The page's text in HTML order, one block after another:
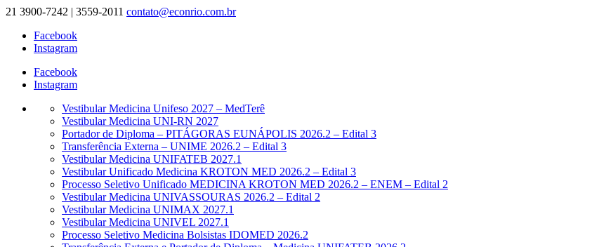
21 3900-7242 | 3559-2011 contato@econrio.com.br
Facebook
Instagram
Facebook
Instagram
Vestibular Medicina Unifeso 2027 – MedTerê
Vestibular Medicina UNI-RN 2027
Portador de Diploma – PITÁGORAS EUNÁPOLIS 2026.2 – Edital 3
Transferência Externa – UNIME 2026.2 – Edital 3
Vestibular Medicina UNIFATEB 2027.1
Vestibular Unificado Medicina KROTON MED 2026.2 – Edital 3
Processo Seletivo Unificado MEDICINA KROTON MED 2026.2 – ENEM – Edital 2
Vestibular Medicina UNIVASSOURAS 2026.2 – Edital 2
Vestibular Medicina UNIMAX 2027.1
Vestibular Medicina UNIVEL 2027.1
Processo Seletivo Medicina Bolsistas IDOMED 2026.2